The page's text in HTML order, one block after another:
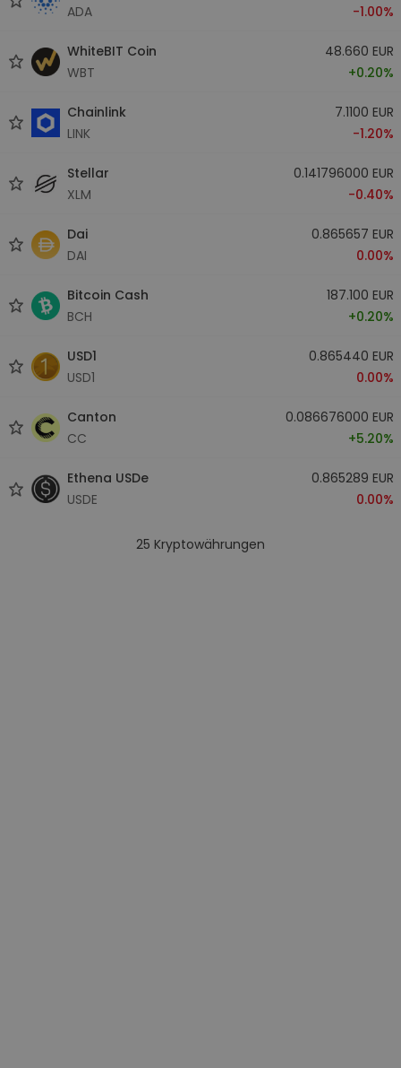
ADA
-1.00%
WhiteBIT Coin
WBT
48.660 EUR
+0.20%
Chainlink
LINK
7.1100 EUR
-1.20%
Stellar
XLM
0.141796000 EUR
-0.40%
Dai
DAI
0.865657 EUR
0.00%
Bitcoin Cash
BCH
187.100 EUR
+0.20%
USD1
USD1
0.865440 EUR
0.00%
Canton
CC
0.086676000 EUR
+5.20%
Ethena USDe
USDE
0.865289 EUR
0.00%
25 Kryptowährungen